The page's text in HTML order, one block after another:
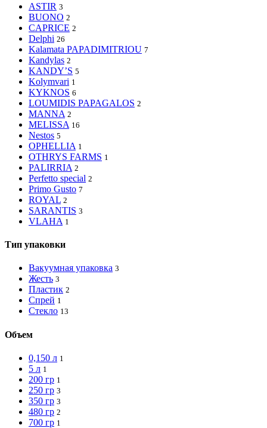
ASTIR 3
BUONO 2
CAPRICE 2
Delphi 26
Kalamata PAPADIMITRIOU 7
Kandylas 2
KANDY’S 5
Kolymvari 1
KYKNOS 6
LOUMIDIS PAPAGALOS 2
MANNA 2
MELISSA 16
Nestos 5
OPHELLIA 1
OTHRYS FARMS 1
PALIRRIA 2
Perfetto special 2
Primo Gusto 7
ROYAL 2
SARANTIS 3
VLAHA 1
Тип упаковки
Вакуумная упаковка 3
Жесть 3
Пластик 2
Спрей 1
Стекло 13
Объем
0,150 л 1
5 л 1
200 гр 1
250 гр 3
350 гр 3
480 гр 2
700 гр 1